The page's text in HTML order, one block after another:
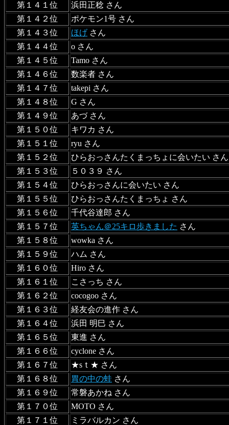
第１４１位
浜田正稔 さん
第１４２位
ポケモン1号 さん
第１４３位
ほげ さん
第１４４位
o さん
第１４５位
Tamo さん
第１４６位
数楽者 さん
第１４７位
takepi さん
第１４８位
G さん
第１４９位
あづ さん
第１５０位
キワカ さん
第１５１位
ryu さん
第１５２位
ひらおっさんたくまっちょに会いたい さん
第１５３位
５０３９ さん
第１５４位
ひらおっさんに会いたい さん
第１５５位
ひらおっさんたくまっちょ さん
第１５６位
千代谷達郎 さん
第１５７位
英ちゃん＠25キロ歩きました さん
第１５８位
wowka さん
第１５９位
ハム さん
第１６０位
Hiro さん
第１６１位
こさっち さん
第１６２位
cocogoo さん
第１６３位
経友会の進作 さん
第１６４位
浜田 明巳 さん
第１６５位
東進 さん
第１６６位
cyclone さん
第１６７位
★sｔ★ さん
第１６８位
胃の中の蛙 さん
第１６９位
常磐あかね さん
第１７０位
MOTO さん
第１７１位
ミラバルカン さん